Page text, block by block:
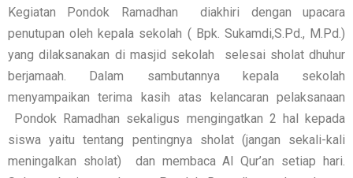
Kegiatan Pondok Ramadhan diakhiri dengan upacara
penutupan oleh kepala sekolah ( Bpk. Sukamdi,S.Pd., M.Pd.)
yang dilaksanakan di masjid sekolah selesai sholat dhuhur
berjamaah. Dalam sambutannya kepala sekolah
menyampaikan terima kasih atas kelancaran pelaksanaan
Pondok Ramadhan sekaligus mengingatkan 2 hal kepada
siswa yaitu tentang pentingnya sholat (jangan sekali-kali
meningalkan sholat) dan membaca Al Qur’an setiap hari.